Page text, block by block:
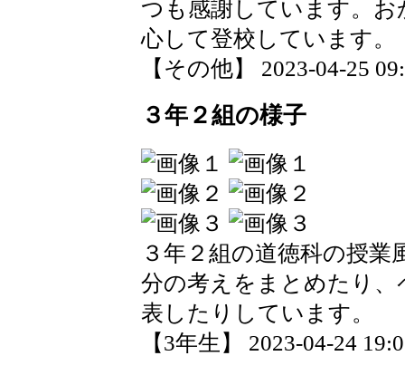
つも感謝しています。
心して登校しています。
【その他】 2023-04-25
３年２組の様子
３年２組の道徳科の授
分の考えをまとめたり
表したりしています。
【3年生】 2023-04-24